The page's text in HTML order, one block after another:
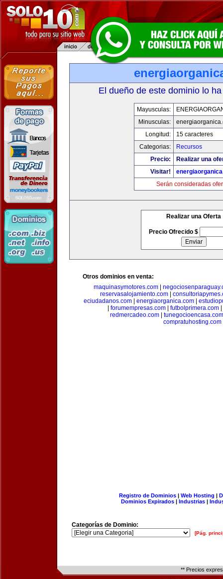
El dueño de este dominio lo
Mayusculas:
Minusculas:
Longitud:
15 caracteres
Categorias:
Recursos
Precio:
Realizar una
Visitar!
Serán consideradas
Realizar una Oferta
Precio Ofrecido $
Otros dominios en venta:
maquinasymotores.com|
reservasalojamiento.com
eciudadanos.com| energiaorganica.com|
forumempresas.com futbolprimera.com
redmercadeo.com| tunegocioencasa.com
compratuhosting.com
Registro de Dominios| Web Hosting |
Dominios Expirados | Industrias |
Categorías de Dominio:
[Pág.
** Precios